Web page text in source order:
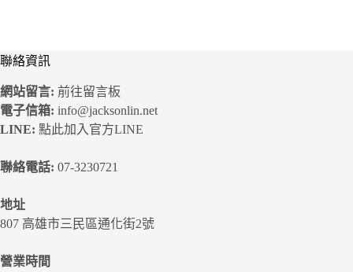
聯絡資訊
網站留言: 前往留言板
電子信箱: info@jacksonlin.net
LINE: 點此加入官方LINE
聯絡電話: 07-3230721
地址
807 高雄市三民區通化街2號
營業時間